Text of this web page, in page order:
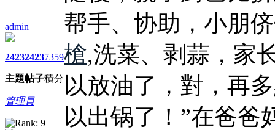
admin
2423
主題
2423
帖子
7359
積分
管理員
帮手、协助，小朋
槍,洗菜、剥蒜，家
以放油了，對，再
以出锅了！”在爸爸